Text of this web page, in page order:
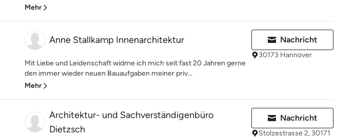
Mehr
Anne Stallkamp Innenarchitektur
Mit Liebe und Leidenschaft widme ich mich seit fast 20 Jahren gerne
den immer wieder neuen Bauaufgaben meiner priv...
Mehr
Nachricht
30173 Hannover
Architektur- und Sachverständigenbüro
Dietzsch
Nachricht
Stolzestrasse 2, 30171